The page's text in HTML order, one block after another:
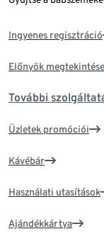
Ingyenes regisztráció
Előnyök megtekintése
További
Üzletek promóciói
Kávébár
Használati utasítások
Ajándékkártya